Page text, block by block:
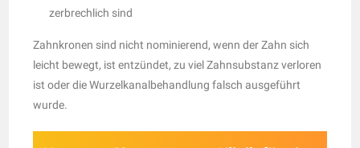
zerbrechlich sind
Zahnkronen sind nicht nominierend, wenn der Zahn sich
leicht bewegt, ist entzündet, zu viel Zahnsubstanz verloren
ist oder die Wurzelkanalbehandlung falsch ausgeführt
wurde.